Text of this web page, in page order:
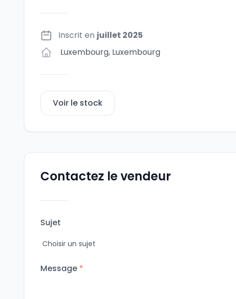
Inscrit en juillet 2025
Luxembourg, Luxembourg
Voir le stock
Contactez le vendeur
Sujet
Message *